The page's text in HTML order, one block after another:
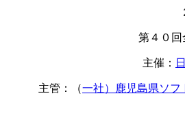
第４０回
主催：
主管：（一社）鹿児島県ソフ